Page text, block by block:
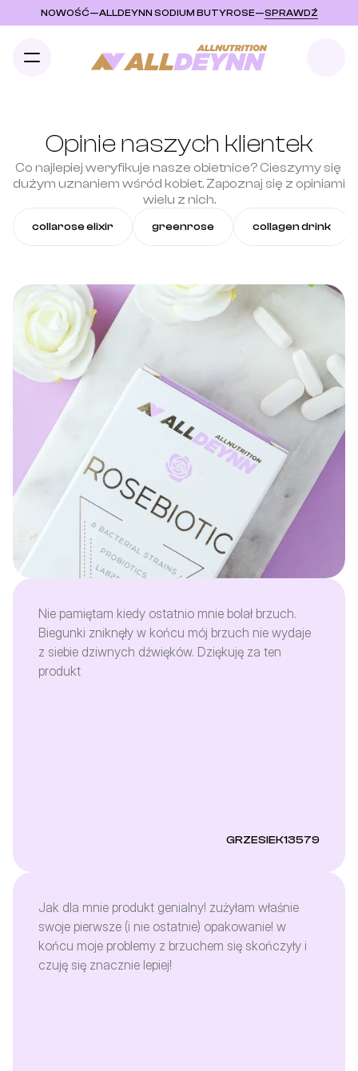
NOWOŚĆ—ALLDEYNN SODIUM BUTYROSE—SPRAWDŹ
Opinie naszych klientek
Co najlepiej weryfikuje nasze obietnice? Cieszymy się
dużym uznaniem wśród kobiet. Zapoznaj się z opiniami
wielu z nich.
collarose elixir greenrose collagen drink
Nie pamiętam kiedy ostatnio mnie bolał brzuch.
Biegunki zniknęły w końcu mój brzuch nie wydaje
z siebie dziwnych dźwięków. Dziękuję za ten
produkt
GRZESIEK13579
Jak dla mnie produkt genialny! zużyłam właśnie
swoje pierwsze (i nie ostatnie) opakowanie! w
końcu moje problemy z brzuchem się skończyły i
czuję się znacznie lepiej!